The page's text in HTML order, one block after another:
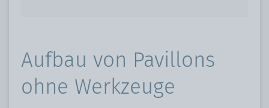
Aufbau von Pavillons
ohne Werkzeuge